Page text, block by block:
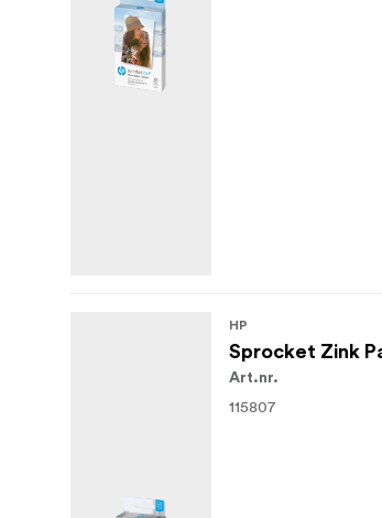
HP
Sprocket Zink
Art.nr.
115807